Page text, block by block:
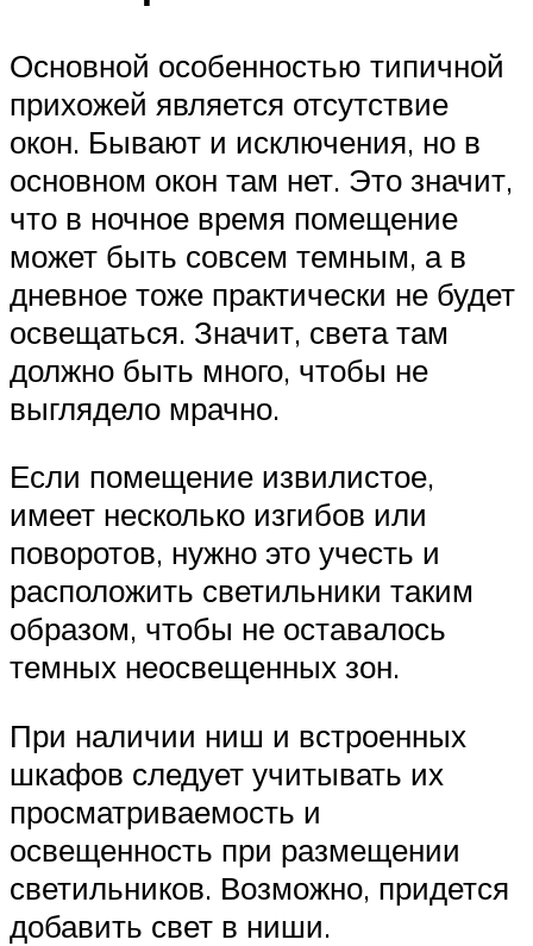
Основной особенностью типичной
прихожей является отсутствие
окон. Бывают и исключения, но в
основном окон там нет. Это значит,
что в ночное время помещение
может быть совсем темным, а в
дневное тоже практически не будет
освещаться. Значит, света там
должно быть много, чтобы не
выглядело мрачно.
Если помещение извилистое,
имеет несколько изгибов или
поворотов, нужно это учесть и
расположить светильники таким
образом, чтобы не оставалось
темных неосвещенных зон.
При наличии ниш и встроенных
шкафов следует учитывать их
просматриваемость и
освещенность при размещении
светильников. Возможно, придется
добавить свет в ниши.